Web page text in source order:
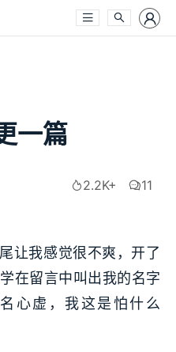
一篇
2.2K+ 11
让我感觉很不爽，开了
在留言中叫出我的名字
心虚，我这是怕什么